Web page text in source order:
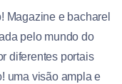
Magazine e bacharel
pelo mundo do
diferentes portais
uma visão ampla e